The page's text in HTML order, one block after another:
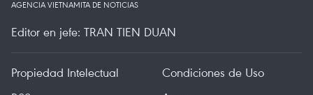
AGENCIA VIETNAMITA DE NOTICIAS
Editor en jefe: TRAN TIEN DUAN
Propiedad Intelectual
Condiciones de Uso